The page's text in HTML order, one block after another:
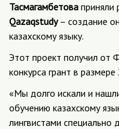
Тасмагамбетова приняли
Qazaqstudy– создание
казахскому языку.
Этот проект получил от
конкурса грант в размере
«Мы долго искали и
обучению казахскому
лингвистами специально